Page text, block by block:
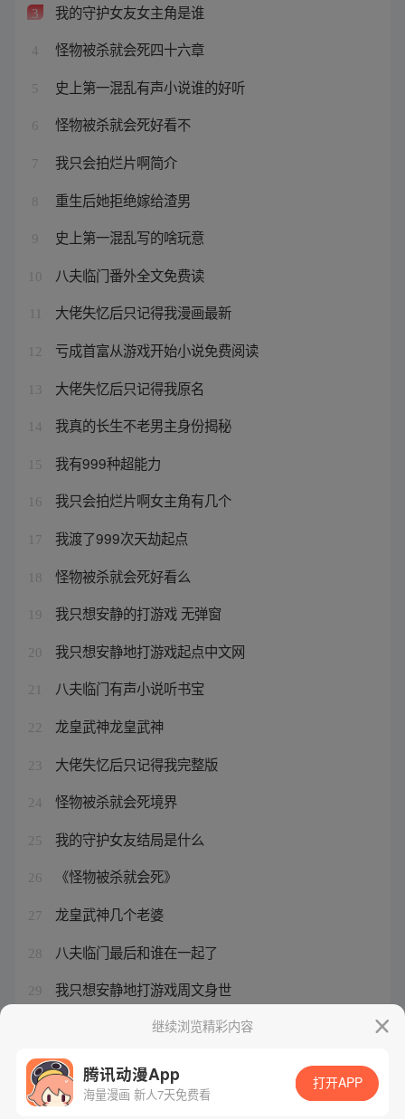
3 我的守护女友女主角是谁
4 怪物被杀就会死四十六章
5 史上第一混乱有声小说谁的好听
6 怪物被杀就会死好看不
7 我只会拍烂片啊简介
8 重生后她拒绝嫁给渣男
9 史上第一混乱写的啥玩意
10 八夫临门番外全文免费读
大佬失忆后只记得我漫画最新
12 亏成首富从游戏开始小说免费阅读
13 大佬失忆后只记得我原名
14 我真的长生不老男主身份揭秘
15 我有999种超能力
16 我只会拍烂片啊女主角有几个
17 我渡了999次天劫起点
18 怪物被杀就会死好看么
19 我只想安静的打游戏 无弹窗
20 我只想安静地打游戏起点中文网
21 八夫临门有声小说听书宝
22 龙皇武神龙皇武神
23 大佬失忆后只记得我完整版
24 怪物被杀就会死境界
25 我的守护女友结局是什么
26 《怪物被杀就会死》
27 龙皇武神几个老婆
28 八夫临门最后和谁在一起了
29 我只想安静地打游戏周文身世
我只想安静地打游戏免费阅读
继续浏览精彩内容
腾讯动漫App
海量漫画 新人7天免费看
打开APP